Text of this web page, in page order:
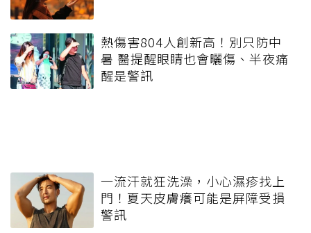
熱傷害804人創新高！別只防中
暑 醫提醒眼睛也會曬傷、半夜痛
醒是警訊
一流汗就狂洗澡，小心濕疹找上
門！夏天皮膚癢可能是屏障受損
警訊